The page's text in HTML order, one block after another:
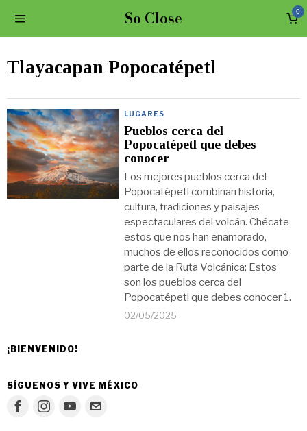
So Close 0
Tlayacapan Popocatépetl
LUGARES
Pueblos cerca del
Popocatépetl que debes
conocer
Los mejores pueblos cerca del
Popocatépetl combinan historia,
cultura, tradiciones y paisajes
espectaculares del volcán. Chécate
estos que nos han enamorado,
muchos de ellos reconocidos como
parte de la Ruta Volcánica: Estos
son los pueblos cerca del
Popocatépetl que debes conocer 1.
02/05/2025
¡BIENVENIDO!
SÍGUENOS Y VIVE MÉXICO